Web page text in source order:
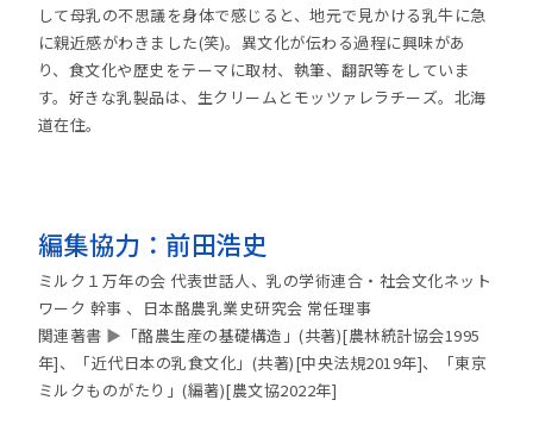
して母乳の不思議を身体で感じると、地元で見かける乳牛に急
に親近感がわきました(笑)。異文化が伝わる過程に興味があ
り、食文化や歴史をテーマに取材、執筆、翻訳等をしていま
す。好きな乳製品は、生クリームとモッツァレラチーズ。北海
道在住。
編集協力：前田浩史
ミルク１万年の会 代表世話人、乳の学術連合・社会文化ネット
ワーク 幹事 、日本酪農乳業史研究会 常任理事
関連著書 ▶ 「酪農生産の基礎構造」(共著)[農林統計協会1995
年]、「近代日本の乳食文化」(共著)[中央法規2019年]、「東京
ミルクものがたり」(編著)[農文協2022年]